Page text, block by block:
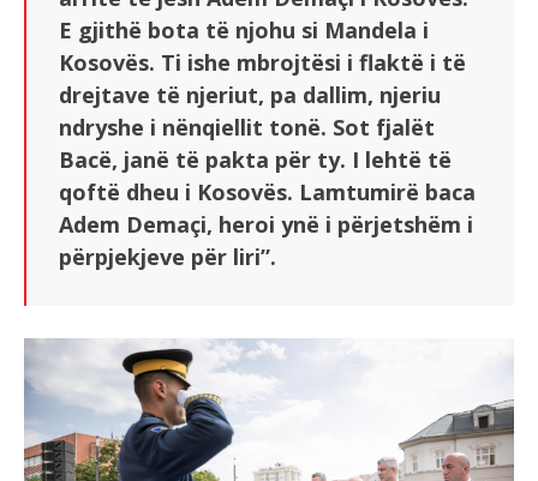
E gjithë bota të njohu si Mandela i
Kosovës. Ti ishe mbrojtësi i flaktë i të
drejtave të njeriut, pa dallim, njeriu
ndryshe i nënqiellit tonë. Sot fjalët
Bacë, janë të pakta për ty. I lehtë të
qoftë dheu i Kosovës. Lamtumirë baca
Adem Demaçi, heroi ynë i përjetshëm i
përpjekjeve për liri”.